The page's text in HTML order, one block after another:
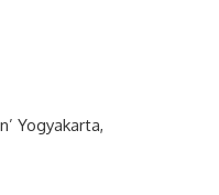
Yogyakarta,